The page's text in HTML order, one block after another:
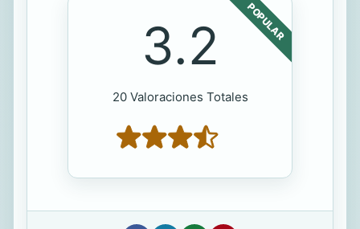
POPULAR
3.2
20 Valoraciones Totales